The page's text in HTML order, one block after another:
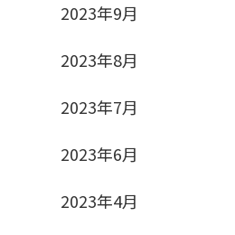
2023年9月
2023年8月
2023年7月
2023年6月
2023年4月